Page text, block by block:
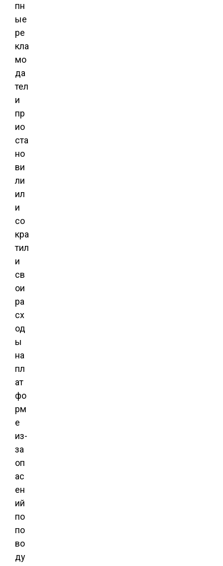
пн
ые
ре
кла
мо
да
тел
и
пр
ио
ста
но
ви
ли
ил
и
со
кра
тил
и
св
ои
ра
сх
од
ы
на
пл
ат
фо
рм
е
из-
за
оп
ас
ен
ий
по
по
во
ду